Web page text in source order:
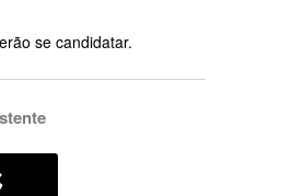
se candidatar.